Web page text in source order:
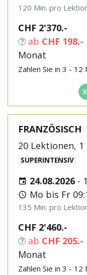
120 Min. pro
CHF 2'370.-
ab CHF 198.-
Monat
Zahlen Sie in 3 - 12
FRANZÖSISCH
20 Lektionen,
SUPERINTENSIV
24.08.2026 -
Mo bis Fr
135 Min. pro
CHF 2'460.-
ab CHF 205.-
Monat
Zahlen Sie in 3 - 12